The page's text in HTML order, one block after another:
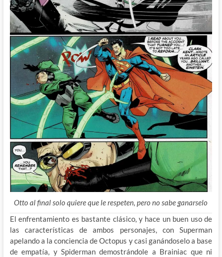
Otto al final solo quiere que le respeten, pero no sabe ganarselo
El enfrentamiento es bastante clásico, y hace un buen uso de
las características de ambos personajes, con Superman
apelando a la conciencia de Octopus y casi ganándoselo a base
de empatía, y Spiderman demostrándole a Brainiac que ni